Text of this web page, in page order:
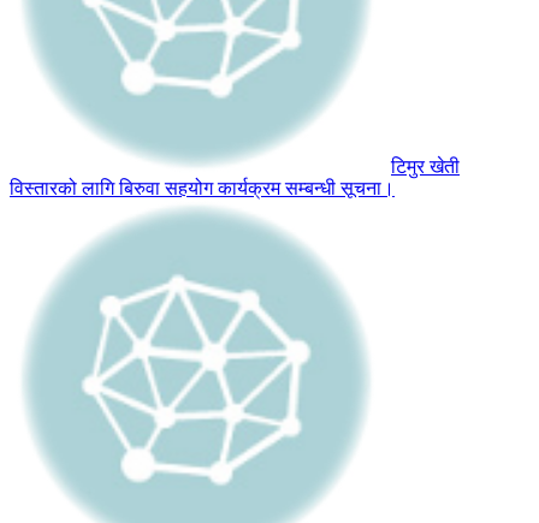
टिमुर खेती
विस्तारको लागि बिरुवा सहयोग कार्यक्रम सम्बन्धी सूचना।